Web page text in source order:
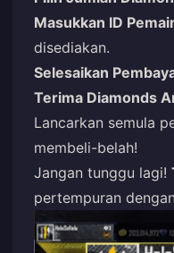
Masukkan ID
disediakan.
Selesaikan
Terima Diamonds
Lancarkan semula
membeli-belah!
Jangan tunggu lagi!
pertempuran